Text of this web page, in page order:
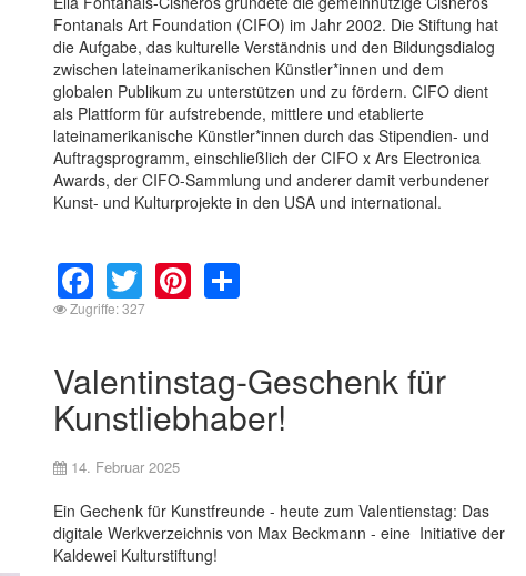
Fontanals Art Foundation (CIFO) im Jahr 2002. Die Stiftung hat
die Aufgabe, das kulturelle Verständnis und den Bildungsdialog
zwischen lateinamerikanischen Künstler*innen und dem
globalen Publikum zu unterstützen und zu fördern. CIFO dient
als Plattform für aufstrebende, mittlere und etablierte
lateinamerikanische Künstler*innen durch das Stipendien- und
Auftragsprogramm, einschließlich der CIFO x Ars Electronica
Awards, der CIFO-Sammlung und anderer damit verbundener
Kunst- und Kulturprojekte in den USA und international.
Facebook
TwitterPinterest
Share
Zugriffe: 327
Valentinstag-Geschenk für
Kunstliebhaber!
14. Februar 2025
Ein Gechenk für Kunstfreunde - heute zum Valentienstag: Das
digitale Werkverzeichnis von Max Beckmann - eine Initiative der
Kaldewei Kulturstiftung!